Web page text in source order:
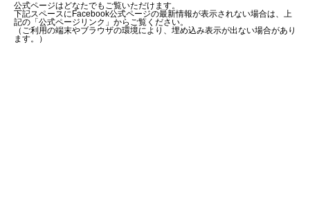
公式ページはどなたでもご覧いただけます。
下記スペースにFacebook公式ページの最新情報が表示されない場合は、上
記の「公式ページリンク」からご覧ください。
（ご利用の端末やブラウザの環境により、埋め込み表示が出ない場合があり
ます。）